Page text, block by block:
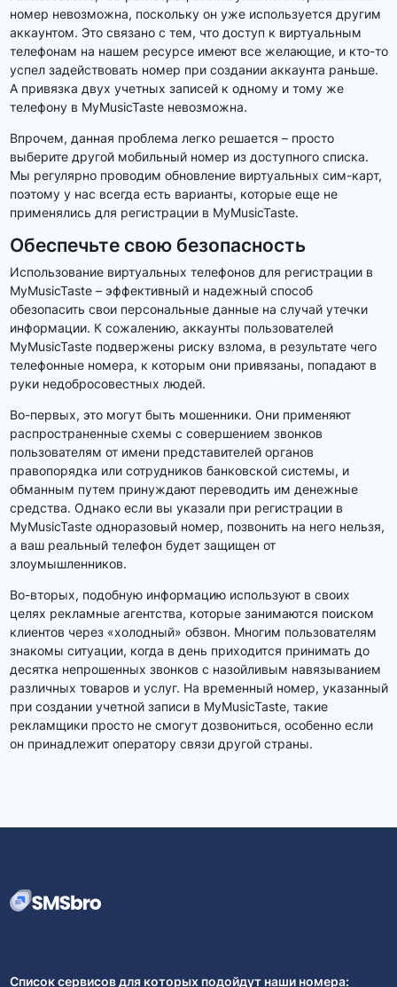
номер невозможна, поскольку он уже используется другим
аккаунтом. Это связано с тем, что доступ к виртуальным
телефонам на нашем ресурсе имеют все желающие, и кто-то
успел задействовать номер при создании аккаунта раньше.
А привязка двух учетных записей к одному и тому же
телефону в MyMusicTaste невозможна.
Впрочем, данная проблема легко решается – просто
выберите другой мобильный номер из доступного списка.
Мы регулярно проводим обновление виртуальных сим-карт,
поэтому у нас всегда есть варианты, которые еще не
применялись для регистрации в MyMusicTaste.
Обеспечьте свою безопасность
Использование виртуальных телефонов для регистрации в
MyMusicTaste – эффективный и надежный способ
обезопасить свои персональные данные на случай утечки
информации. К сожалению, аккаунты пользователей
MyMusicTaste подвержены риску взлома, в результате чего
телефонные номера, к которым они привязаны, попадают в
руки недобросовестных людей.
Во-первых, это могут быть мошенники. Они применяют
распространенные схемы с совершением звонков
пользователям от имени представителей органов
правопорядка или сотрудников банковской системы, и
обманным путем принуждают переводить им денежные
средства. Однако если вы указали при регистрации в
MyMusicTaste одноразовый номер, позвонить на него нельзя,
а ваш реальный телефон будет защищен от
злоумышленников.
Во-вторых, подобную информацию используют в своих
целях рекламные агентства, которые занимаются поиском
клиентов через «холодный» обзвон. Многим пользователям
знакомы ситуации, когда в день приходится принимать до
десятка непрошенных звонков с назойливым навязыванием
различных товаров и услуг. На временный номер, указанный
при создании учетной записи в MyMusicTaste, такие
рекламщики просто не смогут дозвониться, особенно если
он принадлежит оператору связи другой страны.
Список сервисов для которых подойдут наши номера: